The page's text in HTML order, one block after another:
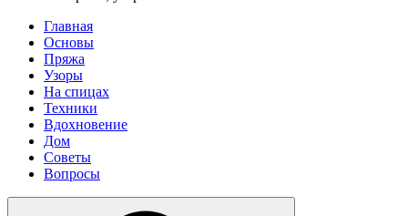
Главная
Основы
Пряжа
Узоры
На спицах
Техники
Вдохновение
Дом
Советы
Вопросы